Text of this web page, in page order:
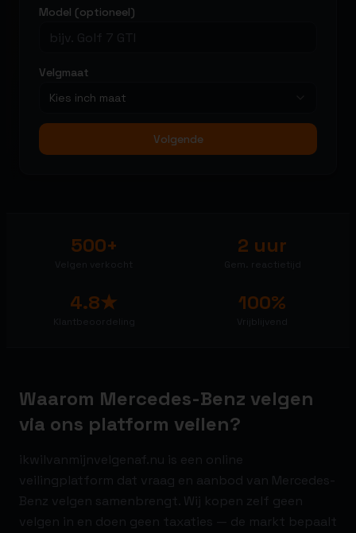
Model (optioneel)
Velgmaat
Kies inch maat
Volgende
500+ 2 uur
4.8★ 100%
Waarom Mercedes-Benz velgen
via ons platform veilen?
ikwilvanmijnvelgenaf.nu is een online
veilingplatform dat vraag en aanbod van Mercedes-
Benz velgen samenbrengt. Wij kopen zelf geen
velgen in en doen geen taxaties — de markt bepaalt